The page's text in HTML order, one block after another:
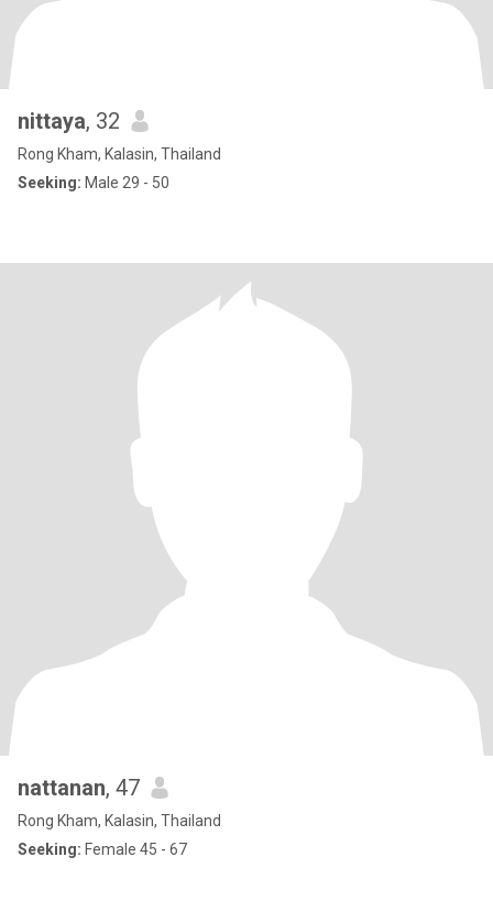
nittaya, 32
Rong Kham, Kalasin, Thailand
Seeking: Male 29 - 50
nattanan, 47
Rong Kham, Kalasin, Thailand
Seeking: Female 45 - 67